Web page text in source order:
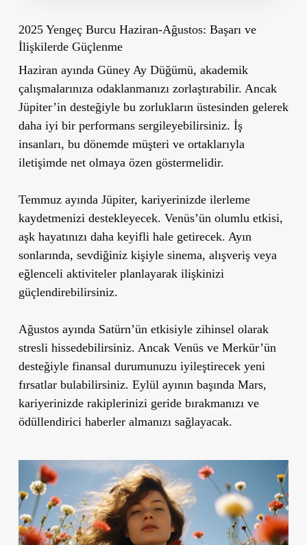
2025 Yengeç Burcu Haziran-Ağustos: Başarı ve
İlişkilerde Güçlenme
Haziran ayında Güney Ay Düğümü, akademik
çalışmalarınıza odaklanmanızı zorlaştırabilir. Ancak
Jüpiter’in desteğiyle bu zorlukların üstesinden gelerek
daha iyi bir performans sergileyebilirsiniz. İş
insanları, bu dönemde müşteri ve ortaklarıyla
iletişimde net olmaya özen göstermelidir.
Temmuz ayında Jüpiter, kariyerinizde ilerleme
kaydetmenizi destekleyecek. Venüs’ün olumlu etkisi,
aşk hayatınızı daha keyifli hale getirecek. Ayın
sonlarında, sevdiğiniz kişiyle sinema, alışveriş veya
eğlenceli aktiviteler planlayarak ilişkinizi
güçlendirebilirsiniz.
Ağustos ayında Satürn’ün etkisiyle zihinsel olarak
stresli hissedebilirsiniz. Ancak Venüs ve Merkür’ün
desteğiyle finansal durumunuzu iyileştirecek yeni
fırsatlar bulabilirsiniz. Eylül ayının başında Mars,
kariyerinizde rakiplerinizi geride bırakmanızı ve
ödüllendirici haberler almanızı sağlayacak.